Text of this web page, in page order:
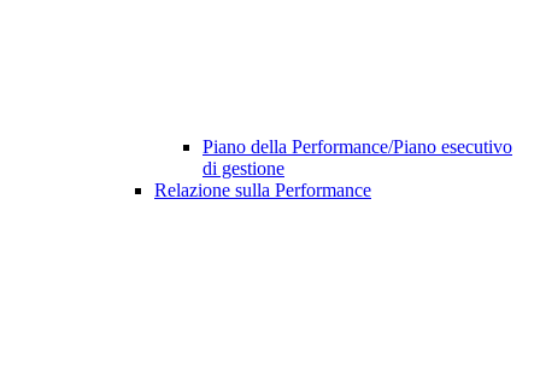
Piano della Performance/Piano esecutivo
di gestione
Relazione sulla Performance